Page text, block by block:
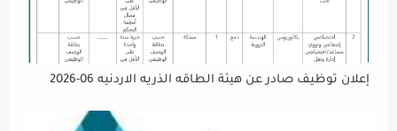
إعلان توظيف صادر عن هيئة الطاقه الذريه الاردنيه 06-2026